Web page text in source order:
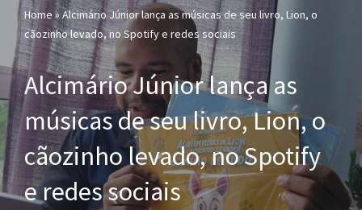
Home»Alcimário Júnior lança as músicas de seu livro, Lion, o
cãozinho levado, no Spotify e redes sociais
Alcimário Júnior lança as
músicas de seu livro, Lion, o
cãozinho levado, no Spotify
e redes sociais